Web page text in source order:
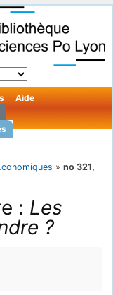
Aide
» no 321,
: Les
?